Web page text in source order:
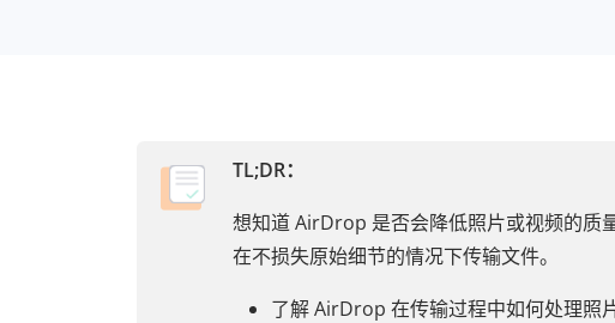
TL;DR：
想知道 AirDrop 是否会降低照片或视频的质
在不损失原始细节的情况下传输文件。
了解 AirDrop 在传输过程中如何处理照